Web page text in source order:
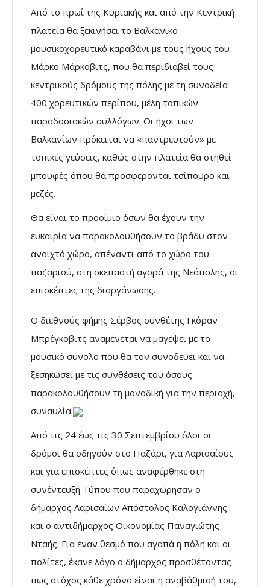
Από το πρωί της Κυριακής και από την Κεντρική
πλατεία θα ξεκινήσει το Βαλκανικό
μουσικοχορευτικό καραβάνι με τους ήχους του
Μάρκο Μάρκοβιτς, που θα περιδιαβεί τους
κεντρικούς δρόμους της πόλης με τη συνοδεία
400 χορευτικών περίπου, μέλη τοπικών
παραδοσιακών συλλόγων. Οι ήχοι των
Βαλκανίων πρόκειται να «παντρευτούν» με
τοπικές γεύσεις, καθώς στην πλατεία θα στηθεί
μπουφές όπου θα προσφέρονται τσίπουρο και
μεζές.
Θα είναι το προοίμιο όσων θα έχουν την
ευκαιρία να παρακολουθήσουν το βράδυ στον
ανοιχτό χώρο, απέναντι από το χώρο του
παζαριού, στη σκεπαστή αγορά της Νεάπολης, οι
επισκέπτες της διοργάνωσης.
Ο διεθνούς φήμης Σέρβος συνθέτης Γκόραν
Μπρέγκοβιτς αναμένεται να μαγέψει με το
μουσικό σύνολο που θα τον συνοδεύει και να
ξεσηκώσει με τις συνθέσεις του όσους
παρακολουθήσουν τη μοναδική για την περιοχή,
συναυλία.
Από τις 24 έως τις 30 Σεπτεμβρίου όλοι οι
δρόμοι θα οδηγούν στο Παζάρι, για Λαρισαίους
και για επισκέπτες όπως αναφέρθηκε στη
συνέντευξη Τύπου που παραχώρησαν ο
δήμαρχος Λαρισαίων Απόστολος Καλογιάννης
και ο αντιδήμαρχος Οικονομίας Παναγιώτης
Νταής. Για έναν θεσμό που αγαπά η πόλη και οι
πολίτες, έκανε λόγο ο δήμαρχος προσθέτοντας
πως στόχος κάθε χρόνο είναι η αναβάθμισή του,